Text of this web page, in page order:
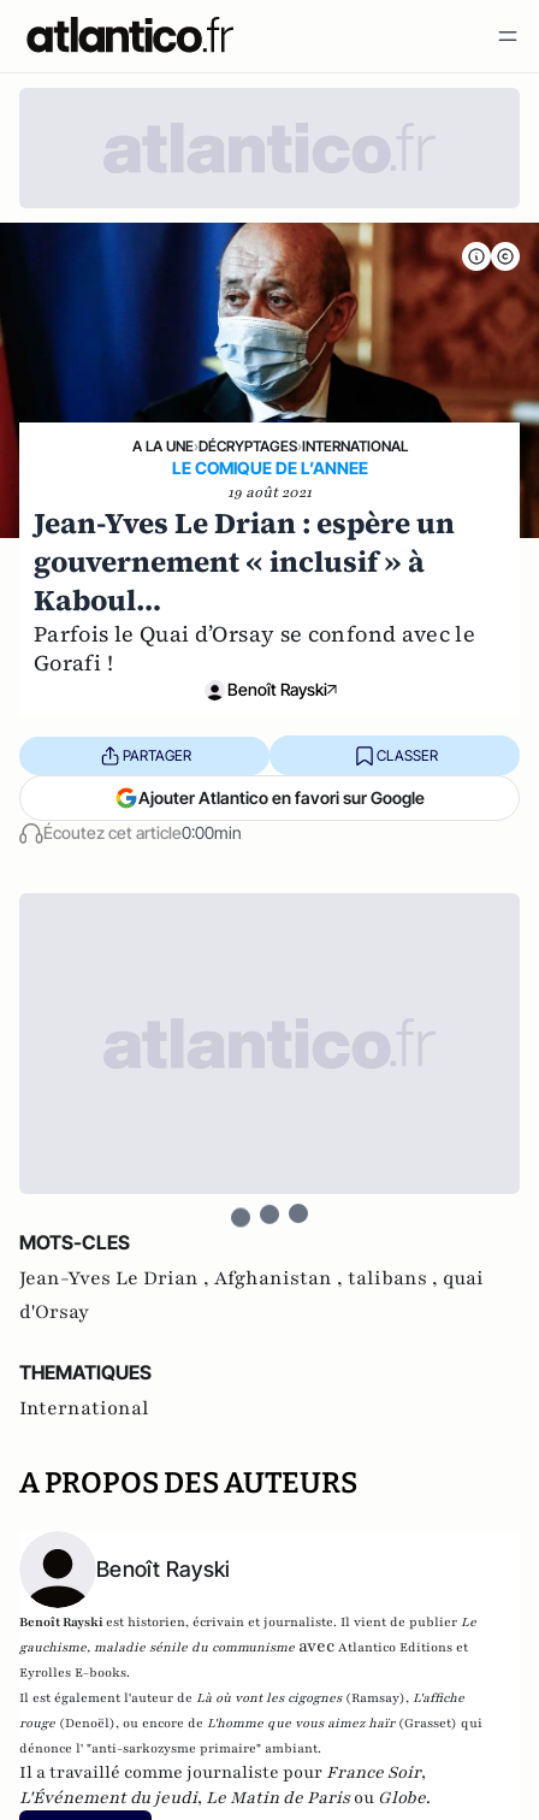
A LA UNE›DÉCRYPTAGES›INTERNATIONAL
LE COMIQUE DE L’ANNEE
19 août 2021
Jean-Yves Le Drian : espère un
gouvernement « inclusif » à
Kaboul…
Parfois le Quai d’Orsay se confond avec le
Gorafi !
Benoît Rayski
Écoutez cet article0:00min
PARTAGER CLASSER
Ajouter Atlantico en favori sur Google
MOTS-CLES
Jean-Yves Le Drian , Afghanistan , talibans , quai
d'Orsay
THEMATIQUES
International
A PROPOS DES AUTEURS
Benoît Rayski
Benoît Rayskiest historien, écrivain et journaliste. Il vient de publier Le
gauchisme, maladie sénile du communisme avec Atlantico Editions et
Eyrolles E-books.
Il est également l'auteur de Là où vont les cigognes (Ramsay), L'affiche
rouge (Denoël), ou encore de L'homme que vous aimez haïr (Grasset) qui
dénonce l' "anti-sarkozysme primaire" ambiant.
Il a travaillé comme journaliste pour France Soir,
L'Événement du jeudi, Le Matin de Parisou Globe.